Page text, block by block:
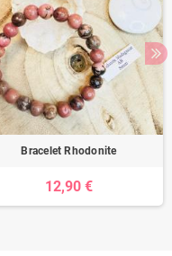
Bracelet Rhodonite
12,90 €